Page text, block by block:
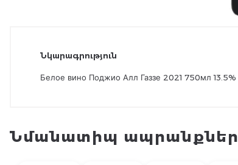
Նկարագրություն
Белое вино Поджио Алл Газзе 2021 750мл 13.5%
Նմանատիպ ապրանքներ